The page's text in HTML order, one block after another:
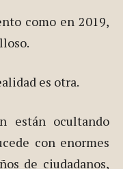
como en 2019,
es otra.
están ocultando
con enormes
de ciudadanos,